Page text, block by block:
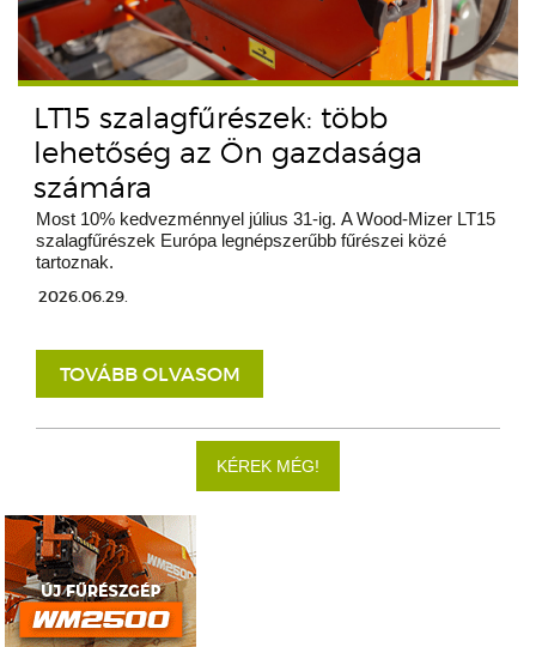
LT15 szalagfűrészek: több
lehetőség az Ön gazdasága
számára
Most 10% kedvezménnyel július 31-ig. A Wood-Mizer LT15
szalagfűrészek Európa legnépszerűbb fűrészei közé
tartoznak.
2026.06.29.
TOVÁBB OLVASOM
KÉREK MÉG!